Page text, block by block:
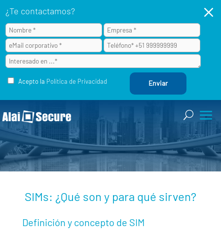
¿Te contactamos?
Acepto la Política de Privacidad
M
SIMs: ¿Qué son y para qué sirven?
Definición y concepto de SIM